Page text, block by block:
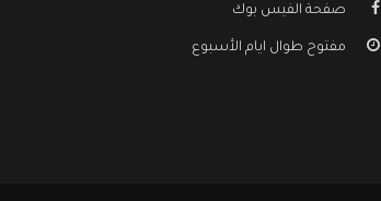
صفحة الفيس بوك
مفتوح طوال ايام الأسبوع